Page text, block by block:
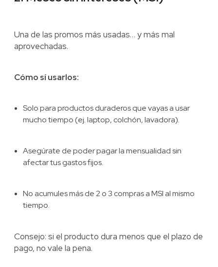
Una de las promos más usadas… y más mal
aprovechadas.
Cómo sí usarlos:
Solo para productos duraderos que vayas a usar
mucho tiempo (ej. laptop, colchón, lavadora).
Asegúrate de poder pagar la mensualidad sin
afectar tus gastos fijos.
No acumules más de 2 o 3 compras a MSI al mismo
tiempo.
Consejo: si el producto dura menos que el plazo de
pago, no vale la pena.